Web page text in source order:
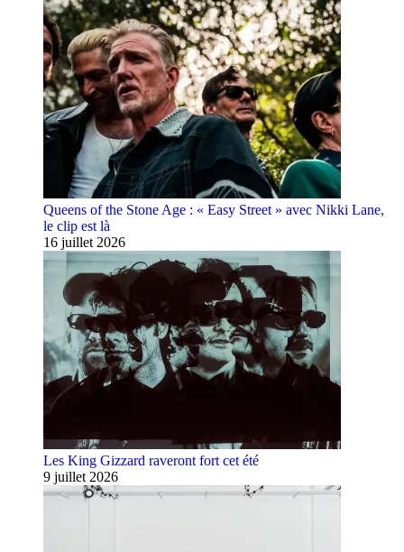
Queens of the Stone Age : « Easy Street » avec Nikki Lane,
le clip est là
16 juillet 2026
Les King Gizzard raveront fort cet été
9 juillet 2026